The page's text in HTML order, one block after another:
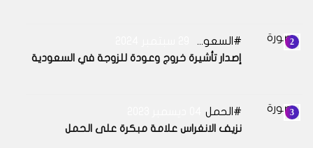
السعودية
إصدار تأشيرة خروج وعودة للزوجة في السعودية
الحمل
نزيف الانغراس علامة مبكرة على الحمل